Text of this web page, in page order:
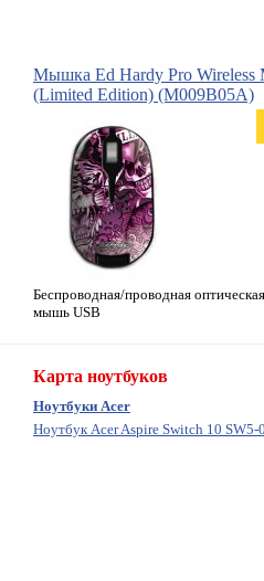
Мышка Ed Hardy Pro Wireless
(Limited Edition) (M009B05A)
Беспроводная/проводная
мышь USB
Карта ноутбуков
Ноутбуки Acer
Ноутбук Acer Aspire Switch 10